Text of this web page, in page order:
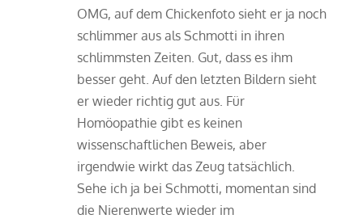
OMG, auf dem Chickenfoto sieht er ja noch
schlimmer aus als Schmotti in ihren
schlimmsten Zeiten. Gut, dass es ihm
besser geht. Auf den letzten Bildern sieht
er wieder richtig gut aus. Für
Homöopathie gibt es keinen
wissenschaftlichen Beweis, aber
irgendwie wirkt das Zeug tatsächlich.
Sehe ich ja bei Schmotti, momentan sind
die Nierenwerte wieder im